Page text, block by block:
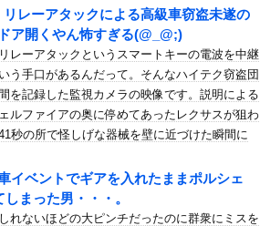
これだけで十分なんだよね」
開始…ウクライナ支援続ける日本...
活保護に殺到、どうすんのこれ
らｗｗｗ
れてしまう…
本の対応のスピードに世界が衝撃
笑されてしまうｗｗｗ
リレーアタックによる高級車窃盗未遂の
ア開くやん怖すぎる(@_@;)
レーアタックというスマートキーの電波を中継
う手口があるんだって。そんなハイテク窃盗団
を記録した監視カメラの映像です。説明による
ルファイアの奥に停めてあったレクサスが狙わ
秒の所で怪しげな器械を壁に近づけた瞬間に
。結果的にエンジンをかけるのに手間取り未遂
す。やべーなこれ怖すぎる・・・。
イベントでギアを入れたままポルシェ
まった男・・・。
れないほどの大ピンチだったのに群衆にミスを